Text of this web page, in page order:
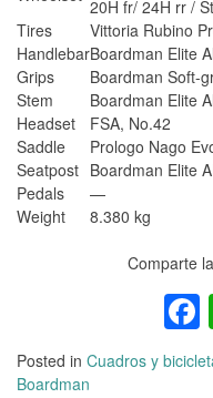
20H fr/ 24H rr /
Tires
Vittoria Rubino
HandlebarBoardman Elite
Grips
Boardman Soft-
Stem
Boardman Elite
Headset
FSA, No.42
Saddle
Prologo Nago
Seatpost Boardman Elite
Pedals
—
Weight
8.380 kg
Comparte
Posted in Cuadros y
Boardman